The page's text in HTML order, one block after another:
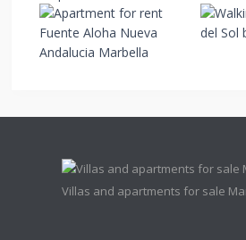
Villas and apartments for sale